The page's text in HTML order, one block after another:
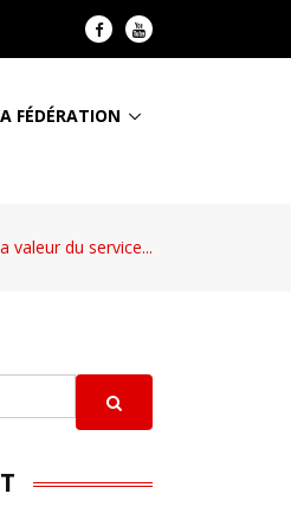
FÉDÉRATION
valeur du service...